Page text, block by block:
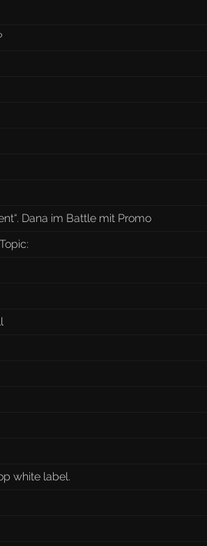
Dana im Battle mit Promo
white label.